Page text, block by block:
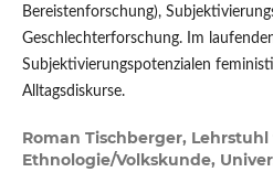
Bereistenforschung),
Geschlechterforschung. Im
Subjektivierungspotenzialen
Alltagsdiskurse.
Roman Tischberger, Lehrstuhl
Ethnologie/Volkskunde,